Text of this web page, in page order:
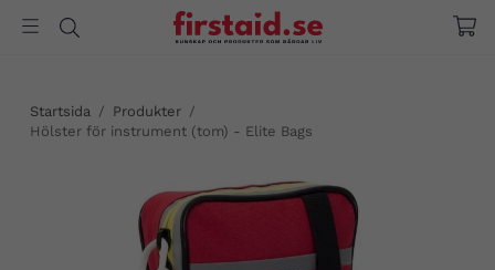
Startsida / Produkter /
Hölster för instrument (tom) - Elite Bags